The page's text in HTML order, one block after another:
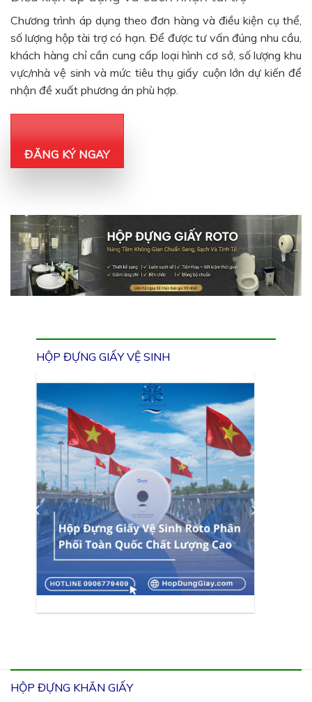
Chương trình áp dụng theo đơn hàng và điều kiện cụ thể,
số lượng hộp tài trợ có hạn. Để được tư vấn đúng nhu cầu,
khách hàng chỉ cần cung cấp loại hình cơ sở, số lượng khu
vực/nhà vệ sinh và mức tiêu thụ giấy cuộn lớn dự kiến để
nhận đề xuất phương án phù hợp.
ĐĂNG KÝ NGAY
HỘP ĐỰNG GIẤY VỆ SINH
HỘP ĐỰNG KHĂN GIẤY